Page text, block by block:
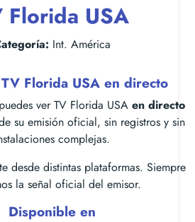
Florida USA
Int. América
Florida USA en directo
ver TV Florida USA en directo
su emisión oficial, sin registros y sin
complejas.
desde distintas plataformas. Siempre
la señal oficial del emisor.
Disponible en